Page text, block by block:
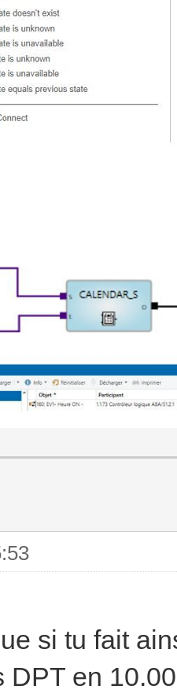
si tu fait
DPT en